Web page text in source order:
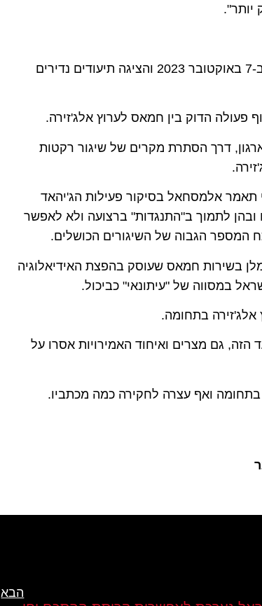
יותר".
התוכנית התמקדה במתקפת חמאס על יישובי עוטף עזה ב-7 באוקטובר 2023 והציגה תיעודים נדירים
דרך הסתרת מקרים של שיגור רקטות
אלמסחאל בסיקור פעילות הג'יהאד
לתמוך ב"התנגדות" ברצועה ולא לאפשר
המספר הגבוה של השיגורים הכושלים.
בשירות חמאס שעוסק בהפצת האידיאלוגיה
במסווה של "עיתונאי" כביכול.
בתחומה.
הזה, גם מצרים ואיחוד האמירויות אסרו על
ואף עצרה לחקירה כמה מכתביו.
הבא